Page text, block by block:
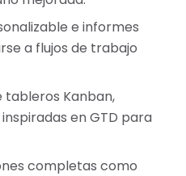
e informes
a flujos de trabajo
tableros Kanban,
en GTD para
completas como